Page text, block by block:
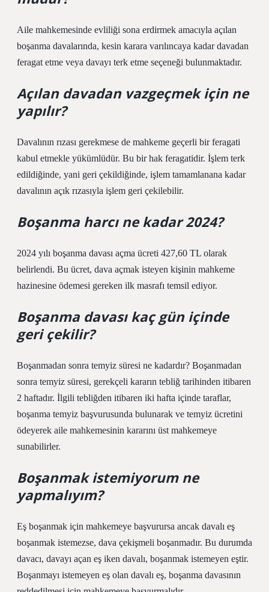
Aile mahkemesinde evliliği sona erdirmek amacıyla açılan
boşanma davalarında, kesin karara varılıncaya kadar davadan
feragat etme veya davayı terk etme seçeneği bulunmaktadır.
Açılan davadan vazgeçmek için ne
yapılır?
Davalının rızası gerekmese de mahkeme geçerli bir feragati
kabul etmekle yükümlüdür. Bu bir hak feragatidir. İşlem terk
edildiğinde, yani geri çekildiğinde, işlem tamamlanana kadar
davalının açık rızasıyla işlem geri çekilebilir.
Boşanma harcı ne kadar 2024?
2024 yılı boşanma davası açma ücreti 427,60 TL olarak
belirlendi. Bu ücret, dava açmak isteyen kişinin mahkeme
hazinesine ödemesi gereken ilk masrafı temsil ediyor.
Boşanma davası kaç gün içinde
geri çekilir?
Boşanmadan sonra temyiz süresi ne kadardır? Boşanmadan
sonra temyiz süresi, gerekçeli kararın tebliğ tarihinden itibaren
2 haftadır. İlgili tebliğden itibaren iki hafta içinde taraflar,
boşanma temyiz başvurusunda bulunarak ve temyiz ücretini
ödeyerek aile mahkemesinin kararını üst mahkemeye
sunabilirler.
Boşanmak istemiyorum ne
yapmalıyım?
Eş boşanmak için mahkemeye başvurursa ancak davalı eş
boşanmak istemezse, dava çekişmeli boşanmadır. Bu durumda
davacı, davayı açan eş iken davalı, boşanmak istemeyen eştir.
Boşanmayı istemeyen eş olan davalı eş, boşanma davasının